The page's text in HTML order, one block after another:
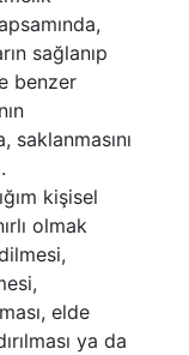
sağlanıp
benzer
saklanmasını
kişisel
olmak
elde
ya da